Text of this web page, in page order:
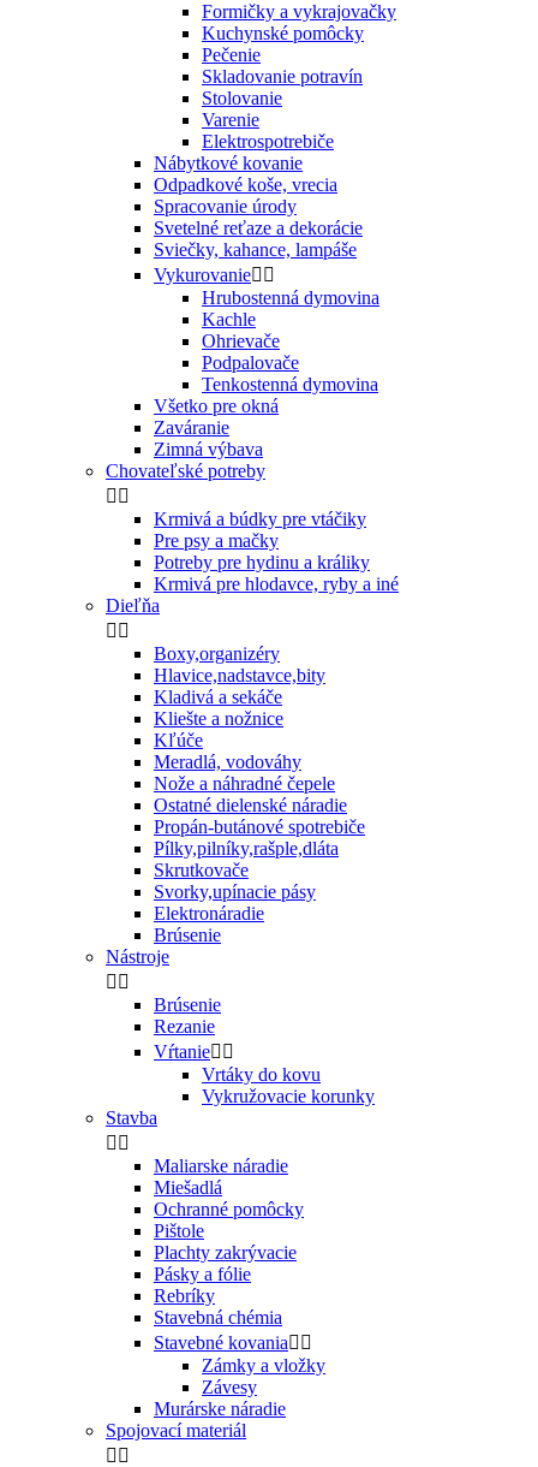
Formičky a vykrajovačky
Kuchynské pomôcky
Pečenie
Skladovanie potravín
Stolovanie
Varenie
Elektrospotrebiče
Nábytkové kovanie
Odpadkové koše, vrecia
Spracovanie úrody
Svetelné reťaze a dekorácie
Sviečky, kahance, lampáše
Vykurovanie 
Hrubostenná dymovina
Kachle
Ohrievače
Podpalovače
Tenkostenná dymovina
Všetko pre okná
Zaváranie
Zimná výbava
Chovateľské potreby
 
Krmivá a búdky pre vtáčiky
Pre psy a mačky
Potreby pre hydinu a králiky
Krmivá pre hlodavce, ryby a iné
Dieľňa
 
Boxy,organizéry
Hlavice,nadstavce,bity
Kladivá a sekáče
Kliešte a nožnice
Kľúče
Meradlá, vodováhy
Nože a náhradné čepele
Ostatné dielenské náradie
Propán-butánové spotrebiče
Pílky,pilníky,rašple,dláta
Skrutkovače
Svorky,upínacie pásy
Elektronáradie
Brúsenie
Nástroje
 
Brúsenie
Rezanie
Vŕtanie 
Vrtáky do kovu
Vykružovacie korunky
Stavba
 
Maliarske náradie
Miešadlá
Ochranné pomôcky
Pištole
Plachty zakrývacie
Pásky a fólie
Rebríky
Stavebná chémia
Stavebné kovania 
Zámky a vložky
Závesy
Murárske náradie
Spojovací materiál
 